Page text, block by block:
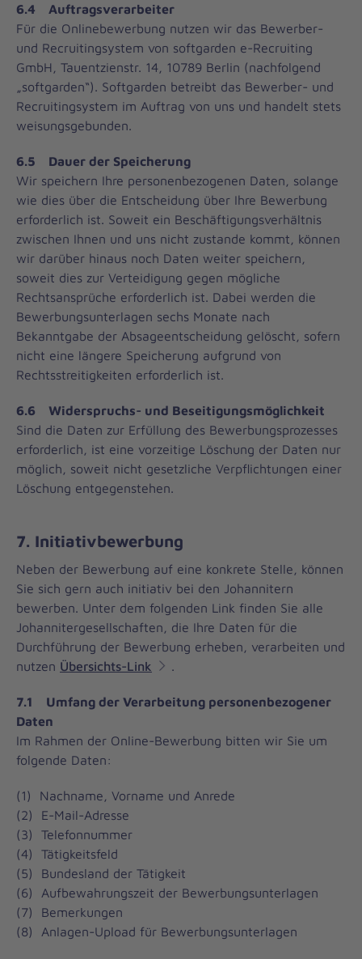
6.4 Auftragsverarbeiter
Für die Onlinebewerbung nutzen wir das Bewerber-
und Recruitingsystem von softgarden e-Recruiting
GmbH, Tauentzienstr. 14, 10789 Berlin (nachfolgend
„softgarden“). Softgarden betreibt das Bewerber- und
Recruitingsystem im Auftrag von uns und handelt stets
weisungsgebunden.
6.5 Dauer der Speicherung
Wir speichern Ihre personenbezogenen Daten, solange
wie dies über die Entscheidung über Ihre Bewerbung
erforderlich ist. Soweit ein Beschäftigungsverhältnis
zwischen Ihnen und uns nicht zustande kommt, können
wir darüber hinaus noch Daten weiter speichern,
soweit dies zur Verteidigung gegen mögliche
Rechtsansprüche erforderlich ist. Dabei werden die
Bewerbungsunterlagen sechs Monate nach
Bekanntgabe der Absageentscheidung gelöscht, sofern
nicht eine längere Speicherung aufgrund von
Rechtsstreitigkeiten erforderlich ist.
6.6 Widerspruchs- und Beseitigungsmöglichkeit
Sind die Daten zur Erfüllung des Bewerbungsprozesses
erforderlich, ist eine vorzeitige Löschung der Daten nur
möglich, soweit nicht gesetzliche Verpflichtungen einer
Löschung entgegenstehen.
7. Initiativbewerbung
Neben der Bewerbung auf eine konkrete Stelle, können
Sie sich gern auch initiativ bei den Johannitern
bewerben. Unter dem folgenden Link finden Sie alle
Johannitergesellschaften, die Ihre Daten für die
Durchführung der Bewerbung erheben, verarbeiten und
nutzen Übersichts-Link .
7.1 Umfang der Verarbeitung personenbezogener
Daten
Im Rahmen der Online-Bewerbung bitten wir Sie um
folgende Daten:
(1) Nachname, Vorname und Anrede
(2) E-Mail-Adresse
(3) Telefonnummer
(4) Tätigkeitsfeld
(5) Bundesland der Tätigkeit
(6) Aufbewahrungszeit der Bewerbungsunterlagen
(7) Bemerkungen
(8) Anlagen-Upload für Bewerbungsunterlagen